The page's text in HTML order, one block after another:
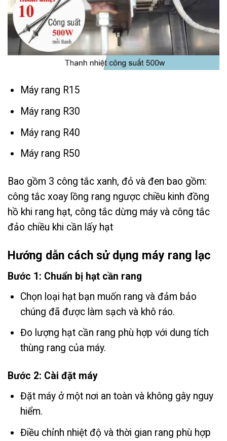
Máy rang R15
Máy rang R30
Máy rang R40
Máy rang R50
Bao gồm 3 công tắc xanh, đỏ và đen bao gồm:
công tắc xoay lồng rang ngược chiều kinh đồng
hồ khi rang hạt, công tắc dừng máy và công tắc
đảo chiều khi cần lấy hạt
Hướng dẫn cách sử dụng máy rang lạc
Bước 1: Chuẩn bị hạt cần rang
Chọn loại hạt bạn muốn rang và đảm bảo
chúng đã được làm sạch và khô ráo.
Đo lượng hạt cần rang phù hợp với dung tích
thùng rang của máy.
Bước 2: Cài đặt máy
Đặt máy ở một nơi an toàn và không gây nguy
hiểm.
Điều chỉnh nhiệt độ và thời gian rang phù hợp